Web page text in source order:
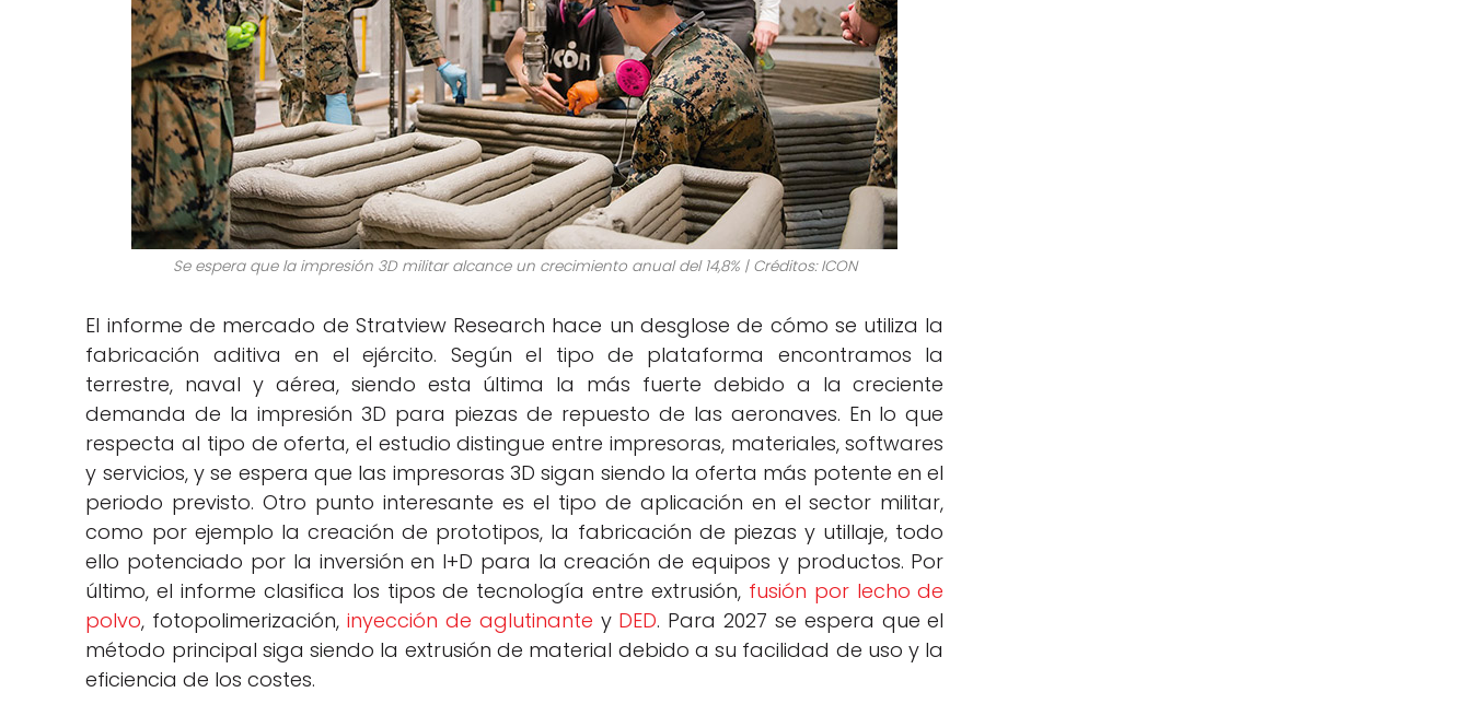
Se espera que la impresión 3D militar alcance un crecimiento anual del 14,8% | Créditos: ICON
El informe de mercado de Stratview Research hace un desglose de cómo se utiliza la
fabricación aditiva en el ejército. Según el tipo de plataforma encontramos la
terrestre, naval y aérea, siendo esta última la más fuerte debido a la creciente
demanda de la impresión 3D para piezas de repuesto de las aeronaves. En lo que
respecta al tipo de oferta, el estudio distingue entre impresoras, materiales, softwares
y servicios, y se espera que las impresoras 3D sigan siendo la oferta más potente en el
periodo previsto. Otro punto interesante es el tipo de aplicación en el sector militar,
como por ejemplo la creación de prototipos, la fabricación de piezas y utillaje, todo
ello potenciado por la inversión en I+D para la creación de equipos y productos. Por
último, el informe clasifica los tipos de tecnología entre extrusión, fusión por lecho de
polvo, fotopolimerización,inyección de aglutinante y DED. Para 2027 se espera que el
método principal siga siendo la extrusión de material debido a su facilidad de uso y la
eficiencia de los costes.